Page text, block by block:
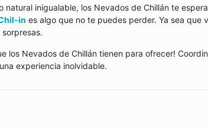
natural inigualable, los Nevados de Chillán te
in es algo que no te puedes perder. Ya sea que
los Nevados de Chillán tienen para ofrecer!
experiencia inolvidable.